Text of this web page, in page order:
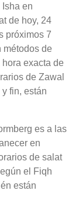
Isha en
de hoy, 24
próximos 7
métodos de
exacta de
de Zawal
fin, están
es a las
en
de salat
el Fiqh
están